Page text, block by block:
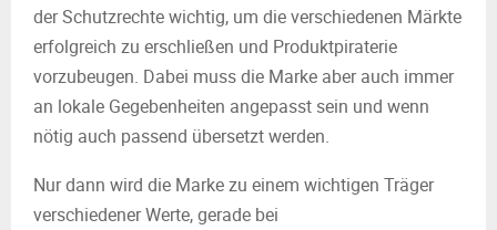
der Schutzrechte wichtig, um die verschiedenen Märkte
erfolgreich zu erschließen und Produktpiraterie
vorzubeugen. Dabei muss die Marke aber auch immer
an lokale Gegebenheiten angepasst sein und wenn
nötig auch passend übersetzt werden.
Nur dann wird die Marke zu einem wichtigen Träger
verschiedener Werte, gerade bei